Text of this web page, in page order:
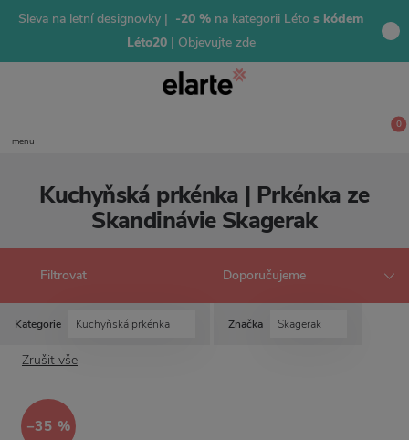
Sleva na letní designovky | -20 % na kategorii Léto s kódem
Léto20 | Objevujte zde
menu
0
Kuchyňská prkénka | Prkénka ze
Skandinávie Skagerak
Filtrovat
Kategorie Kuchyňská prkénka Značka Skagerak
Zrušit vše
−35 %